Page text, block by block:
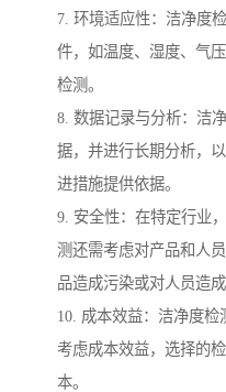
7. 环境适应性：洁净度
件，如温度、湿度、气
检测。
8. 数据记录与分析：洁
据，并进行长期分析，
进措施提供依据。
9. 安全性：在特定行业
测还需考虑对产品和人
品造成污染或对人员造成
10. 成本效益：洁净度检
考虑成本效益，选择的
本。